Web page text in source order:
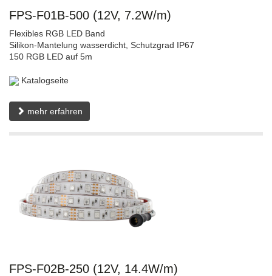
FPS-F01B-500 (12V, 7.2W/m)
Flexibles RGB LED Band
Silikon-Mantelung wasserdicht, Schutzgrad IP67
150 RGB LED auf 5m
Katalogseite
mehr erfahren
FPS-F02B-250 (12V, 14.4W/m)